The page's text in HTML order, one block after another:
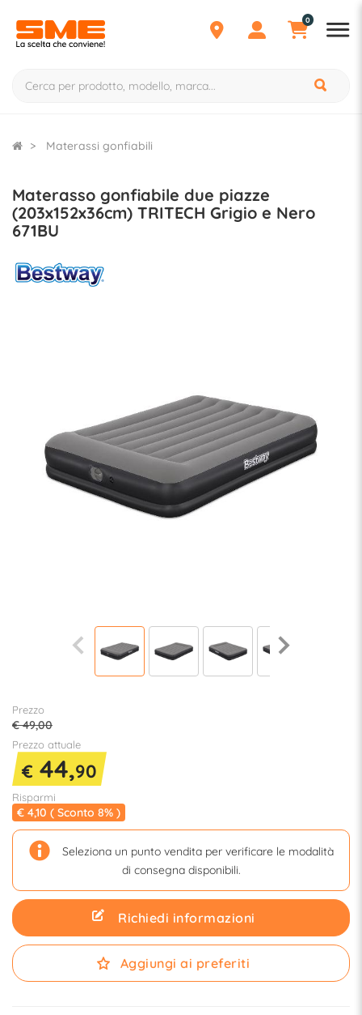
0
Materassi gonfiabili
Materasso gonfiabile due piazze
(203x152x36cm) TRITECH Grigio e Nero
671BU
Prezzo
€ 49,00
Prezzo attuale
€ 44,90
Risparmi
€ 4,10 ( Sconto 8% )
Seleziona un punto vendita per verificare le modalità
di consegna disponibili.
Richiedi informazioni
Aggiungi ai preferiti